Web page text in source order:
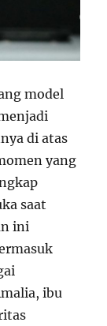
model
di atas
yang
saat
ini
ibu